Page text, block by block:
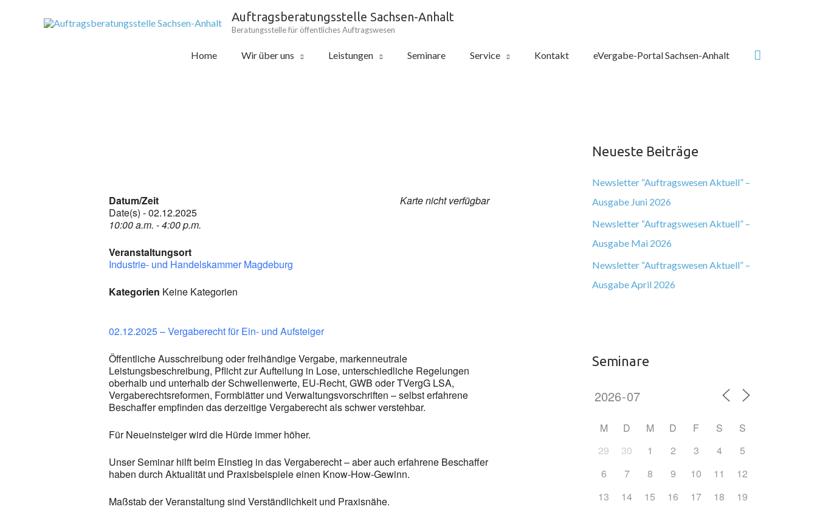
Auftragsberatungsstelle Sachsen-Anhalt
Beratungsstelle für öffentliches Auftragswesen
Home Wir über uns Leistungen Seminare Service Kontakt eVergabe-Portal Sachsen-Anhalt Suchen
Karte nicht verfügbar
Datum/Zeit
Date(s) - 02.12.2025
10:00 a.m. - 4:00 p.m.
Veranstaltungsort
Industrie- und Handelskammer Magdeburg
Kategorien Keine Kategorien
02.12.2025 – Vergaberecht für Ein- und Aufsteiger
Öffentliche Ausschreibung oder freihändige Vergabe, markenneutrale
Leistungsbeschreibung, Pflicht zur Aufteilung in Lose, unterschiedliche Regelungen
oberhalb und unterhalb der Schwellenwerte, EU-Recht, GWB oder TVergG LSA,
Vergaberechtsreformen, Formblätter und Verwaltungsvorschriften – selbst erfahrene
Beschaffer empfinden das derzeitige Vergaberecht als schwer verstehbar.
Für Neueinsteiger wird die Hürde immer höher.
Unser Seminar hilft beim Einstieg in das Vergaberecht – aber auch erfahrene Beschaffer
haben durch Aktualität und Praxisbeispiele einen Know-How-Gewinn.
Maßstab der Veranstaltung sind Verständlichkeit und Praxisnähe.
Neueste Beiträge
Newsletter “Auftragswesen Aktuell” –
Ausgabe Juni 2026
Newsletter “Auftragswesen Aktuell” –
Ausgabe Mai 2026
Newsletter “Auftragswesen Aktuell” –
Ausgabe April 2026
Seminare
M D M D F S
S
29
30 1 2 3 4
5
6
7 8 9 10 11
12
13
14 15 16 17 18
19